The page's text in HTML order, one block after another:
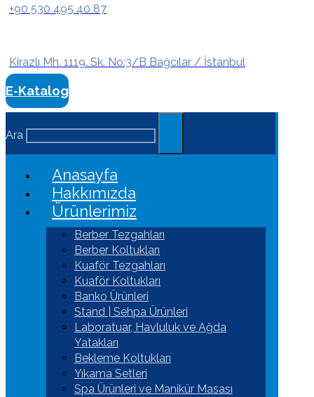
+90 530 495 40 87
Kirazlı Mh. 1119. Sk. No:3/B Bağcılar / İstanbul
E-Katalog
Ara
Anasayfa
Hakkımızda
Ürünlerimiz
Berber Tezgahları
Berber Koltukları
Kuaför Tezgahları
Kuaför Koltukları
Banko Ürünleri
Stand | Sehpa Ürünleri
Laboratuar, Havluluk ve Ağda
Yatakları
Bekleme Koltukları
Yıkama Setleri
Spa Ürünleri ve Manikür Masası